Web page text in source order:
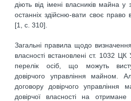
діють від імені власників майна у
останніх здійсню-вати своє
[1, с. 310].
Загальні правила щодо визначення
власності встановлені ст. 1032 ЦК
перелік осіб, що можуть
довірчого управління майном.
договору довірчого управління
довірчої власності на